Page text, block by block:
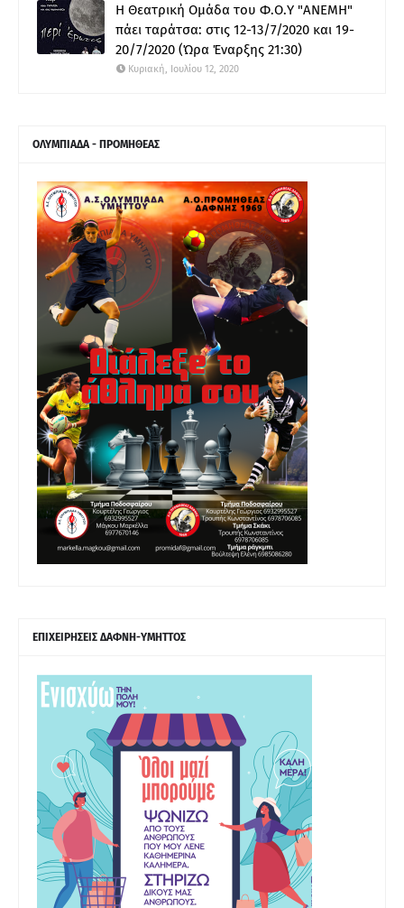
Η Θεατρική Ομάδα του Φ.Ο.Υ "ΑΝΕΜΗ"
πάει ταράτσα: στις 12-13/7/2020 και 19-
20/7/2020 (Ώρα Έναρξης 21:30)
Κυριακή, Ιουλίου 12, 2020
ΟΛΥΜΠΙΑΔΑ - ΠΡΟΜΗΘΕΑΣ
ΕΠΙΧΕΙΡΗΣΕΙΣ ΔΑΦΝΗ-ΥΜΗΤΤΟΣ